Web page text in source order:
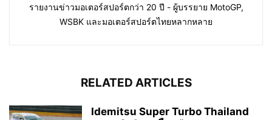
รายงานข่าวมอเตอร์สปอร์ตกว่า 20 ปี - ผู้บรรยาย MotoGP,
WSBK และมอเตอร์สปอร์ตไทยหลากหลาย
RELATED ARTICLES
Idemitsu Super Turbo Thailand